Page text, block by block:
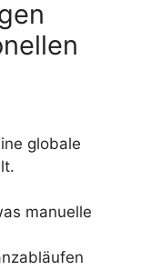
globale
manuelle